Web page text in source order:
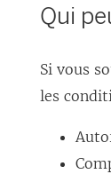
Qui
Si vous
les